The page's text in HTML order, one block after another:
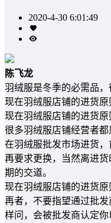
2020-4-30 6:01:49
陈飞龙
羽绒服是冬季的必需品
现在羽绒服店铺的进货原
现在羽绒服店铺的进货原
很多羽绒服店铺经营者
在羽绒服批发市场进货
再要求更换，当然离进
期的交道。
现在羽绒服店铺的进货原
再者，不要指望通过批
样问，会被批发商认定